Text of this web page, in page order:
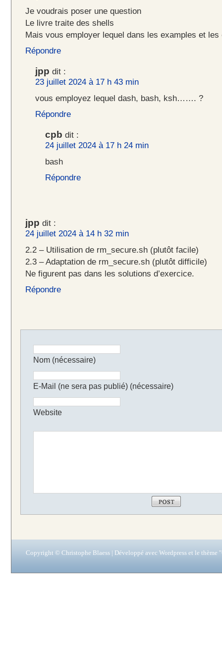
Je voudrais poser une question
Le livre traite des shells
Mais vous employer lequel dans les examples et
Répondre
jpp dit :
23 juillet 2024 à 17 h 43 min
vous employez lequel dash, bash, ksh……. ?
Répondre
cpb dit :
24 juillet 2024 à 17 h 24 min
bash
Répondre
jpp dit :
24 juillet 2024 à 14 h 32 min
2.2 – Utilisation de rm_secure.sh (plutôt facile)
2.3 – Adaptation de rm_secure.sh (plutôt difficile)
Ne figurent pas dans les solutions d’exercice.
Répondre
Nom (nécessaire)
E-Mail (ne sera pas publié) (nécessaire)
Website
Copyright © Christophe Blaess | Développé avec Wordpresset le thème